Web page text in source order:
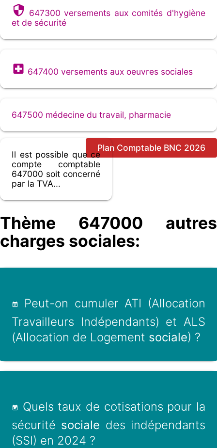
647300 versements aux comités d'hygiène
et de sécurité
647400 versements aux oeuvres sociales
647500 médecine du travail, pharmacie
Plan Comptable BNC 2026
Il est possible que ce
compte comptable
647000 soit concerné
par la TVA...
Thème 647000 autres
charges sociales:
Peut-on cumuler ATI (Allocation
Travailleurs Indépendants) et ALS
(Allocation de Logement sociale) ?
Quels taux de cotisations pour la
sécurité sociale des indépendants
(SSI) en 2024 ?